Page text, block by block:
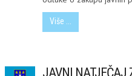
Više ...
JAVNI NATJEČAJ